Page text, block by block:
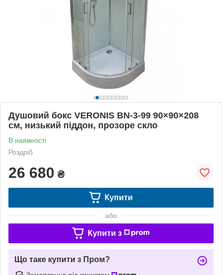
Душовий бокс VERONIS BN-3-99 90×90×208
см, низький піддон, прозоре скло
В наявності
Роздріб
26 680 ₴
Купити
або
Купити з
Що таке купити з Пром?